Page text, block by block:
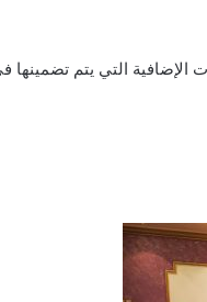
التي يتم تضمينها